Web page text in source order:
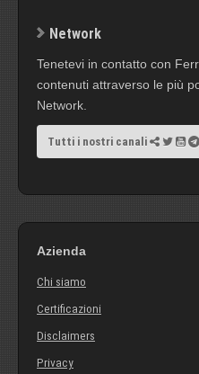
Network
Tenetevi in contatto con
contenuti attraverso le più
Network.
Tutti i nostri canali
Azienda
Chi siamo
Certificazioni
Disclaimers
Privacy